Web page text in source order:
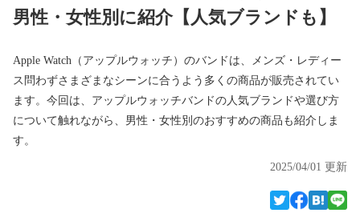
男性・女性別に紹介【人気ブランドも】
Apple Watch（アップルウォッチ）のバンドは、メンズ・レディー
ス問わずさまざまなシーンに合うよう多くの商品が販売されてい
ます。今回は、アップルウォッチバンドの人気ブランドや選び方
について触れながら、男性・女性別のおすすめの商品も紹介しま
す。
2025/04/01 更新